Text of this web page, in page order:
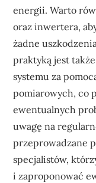
energii. Warto
oraz inwertera,
żadne
praktyką jest
systemu za
pomiarowych, co
ewentualnych
uwagę na
przeprowadzane
specjalistów,
i zaproponować